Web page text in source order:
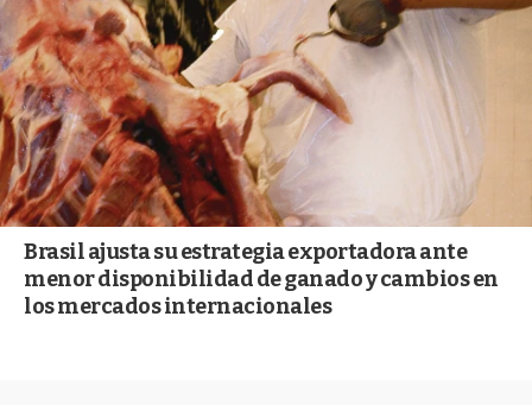
Brasil ajusta su estrategia exportadora ante
menor disponibilidad de ganado y cambios en
los mercados internacionales